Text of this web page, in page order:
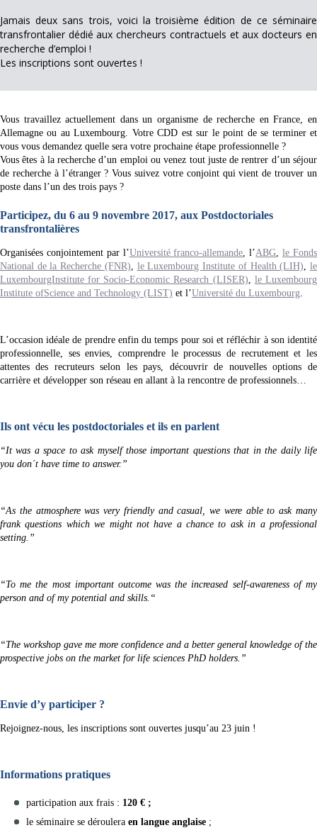
Jamais deux sans trois, voici la troisième édition de ce séminaire
transfrontalier dédié aux chercheurs contractuels et aux docteurs en
recherche d’emploi !
Les inscriptions sont ouvertes !
Vous travaillez actuellement dans un organisme de recherche en France, en
Allemagne ou au Luxembourg. Votre CDD est sur le point de se terminer et
vous vous demandez quelle sera votre prochaine étape professionnelle ?
Vous êtes à la recherche d’un emploi ou venez tout juste de rentrer d’un séjour
de recherche à l’étranger ? Vous suivez votre conjoint qui vient de trouver un
poste dans l’un des trois pays ?
Participez, du 6 au 9 novembre 2017, aux Postdoctoriales
transfrontalières
Organisées conjointement par l’Université franco-allemande, l’ABG,le Fonds
National de la Recherche (FNR), le Luxembourg Institute of Health (LIH),le
LuxembourgInstitute for Socio-Economic Research (LISER), le Luxembourg
Institute ofScience and Technology (LIST) et l’Université du Luxembourg.
L’occasion idéale de prendre enfin du temps pour soi et réfléchir à son identité
professionnelle, ses envies, comprendre le processus de recrutement et les
attentes des recruteurs selon les pays, découvrir de nouvelles options de
carrière et développer son réseau en allant à la rencontre de professionnels…
Ils ont vécu les postdoctoriales et ils en parlent
“It was a space to ask myself those important questions that in the daily life
you don´t have time to answer.”
“As the atmosphere was very friendly and casual, we were able to ask many
frank questions which we might not have a chance to ask in a professional
setting.”
“To me the most important outcome was the increased self-awareness of my
person and of my potential and skills.“
“The workshop gave me more confidence and a better general knowledge of the
prospective jobs on the market for life sciences PhD holders.”
Envie d’y participer ?
Rejoignez-nous, les inscriptions sont ouvertes jusqu’au 23 juin !
Informations pratiques
participation aux frais : 120 € ;
le séminaire se déroulera en langue anglaise ;